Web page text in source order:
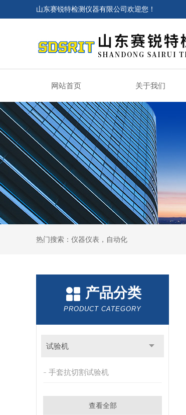
山东赛锐特检测仪器有限公司欢迎您！
网站首页 关于我们
热门搜索：仪器仪表，自动化
产品分类
PRODUCT CATEGORY
试验机
手套抗切割试验机
查看全部